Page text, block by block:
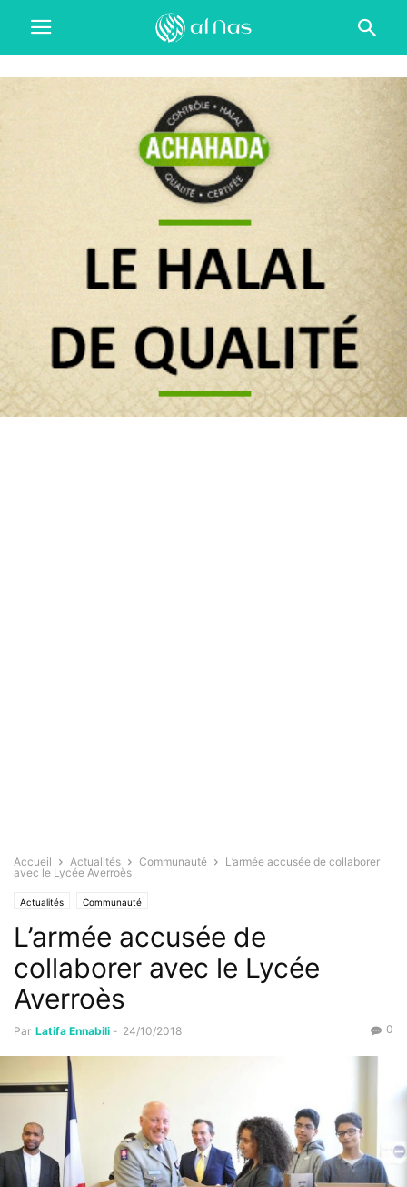
Accueil Actualités Communauté
L’armée accusée de collaborer
avec le Lycée Averroès
Actualités Communauté
L’armée accusée de
collaborer avec le Lycée
Averroès
Par Latifa Ennabili - 24/10/2018 0